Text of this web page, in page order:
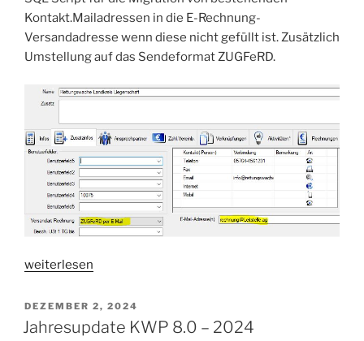
Kontakt.Mailadressen in die E-Rechnung-
Versandadresse wenn diese nicht gefüllt ist. Zusätzlich
Umstellung auf das Sendeformat ZUGFeRD.
„Anpassung
Versandart
für
weiterlesen
VERÖFFENTLICHT
AM
DEZEMBER 2, 2024
Jahresupdate KWP 8.0 – 2024